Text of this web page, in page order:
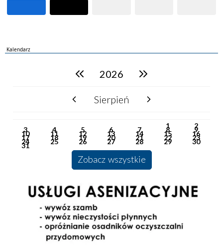
Kalendarz
poprzedni rok2026 następny rok
poprzedni miesiącSierpień następny miesiąc
1 2
3 4 5 6 7 8 9
10 11 12 13 14 15 16
17 18 19 20 21 22 23
24 25 26 27 28 29 30
31
Zobacz wszystkie